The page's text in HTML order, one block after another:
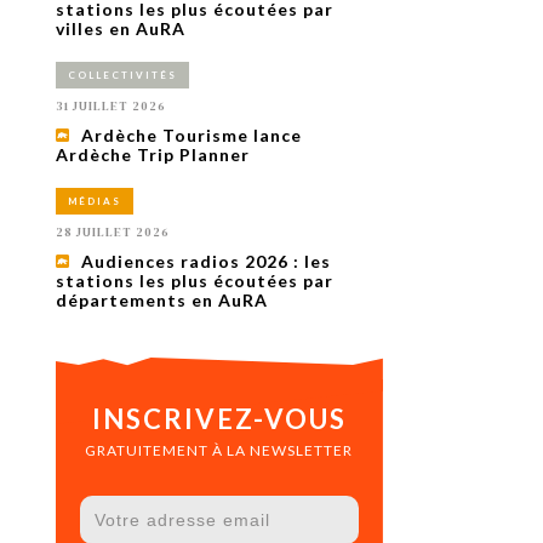
de
sur
1 AN
stations les plus écoutées par
villes en AuRA
COLLECTIVITÉS
31 JUILLET 2026
Ardèche Tourisme lance
Ardèche Trip Planner
MÉDIAS
28 JUILLET 2026
Audiences radios 2026 : les
stations les plus écoutées par
départements en AuRA
INSCRIVEZ-VOUS
GRATUITEMENT À LA NEWSLETTER